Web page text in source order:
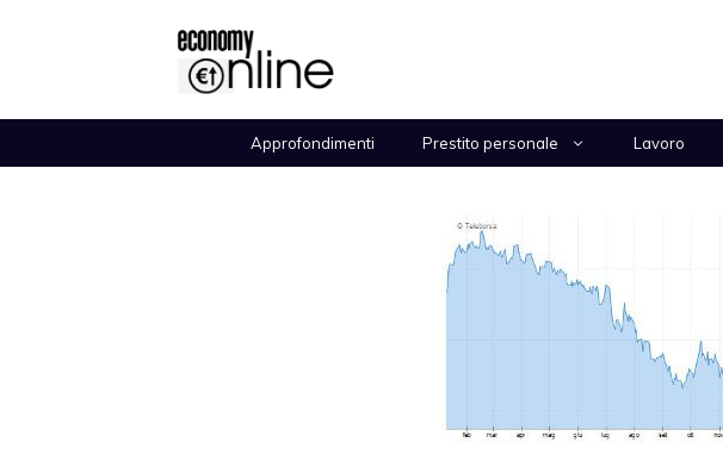
Approfondimenti Prestito personale Lavoro